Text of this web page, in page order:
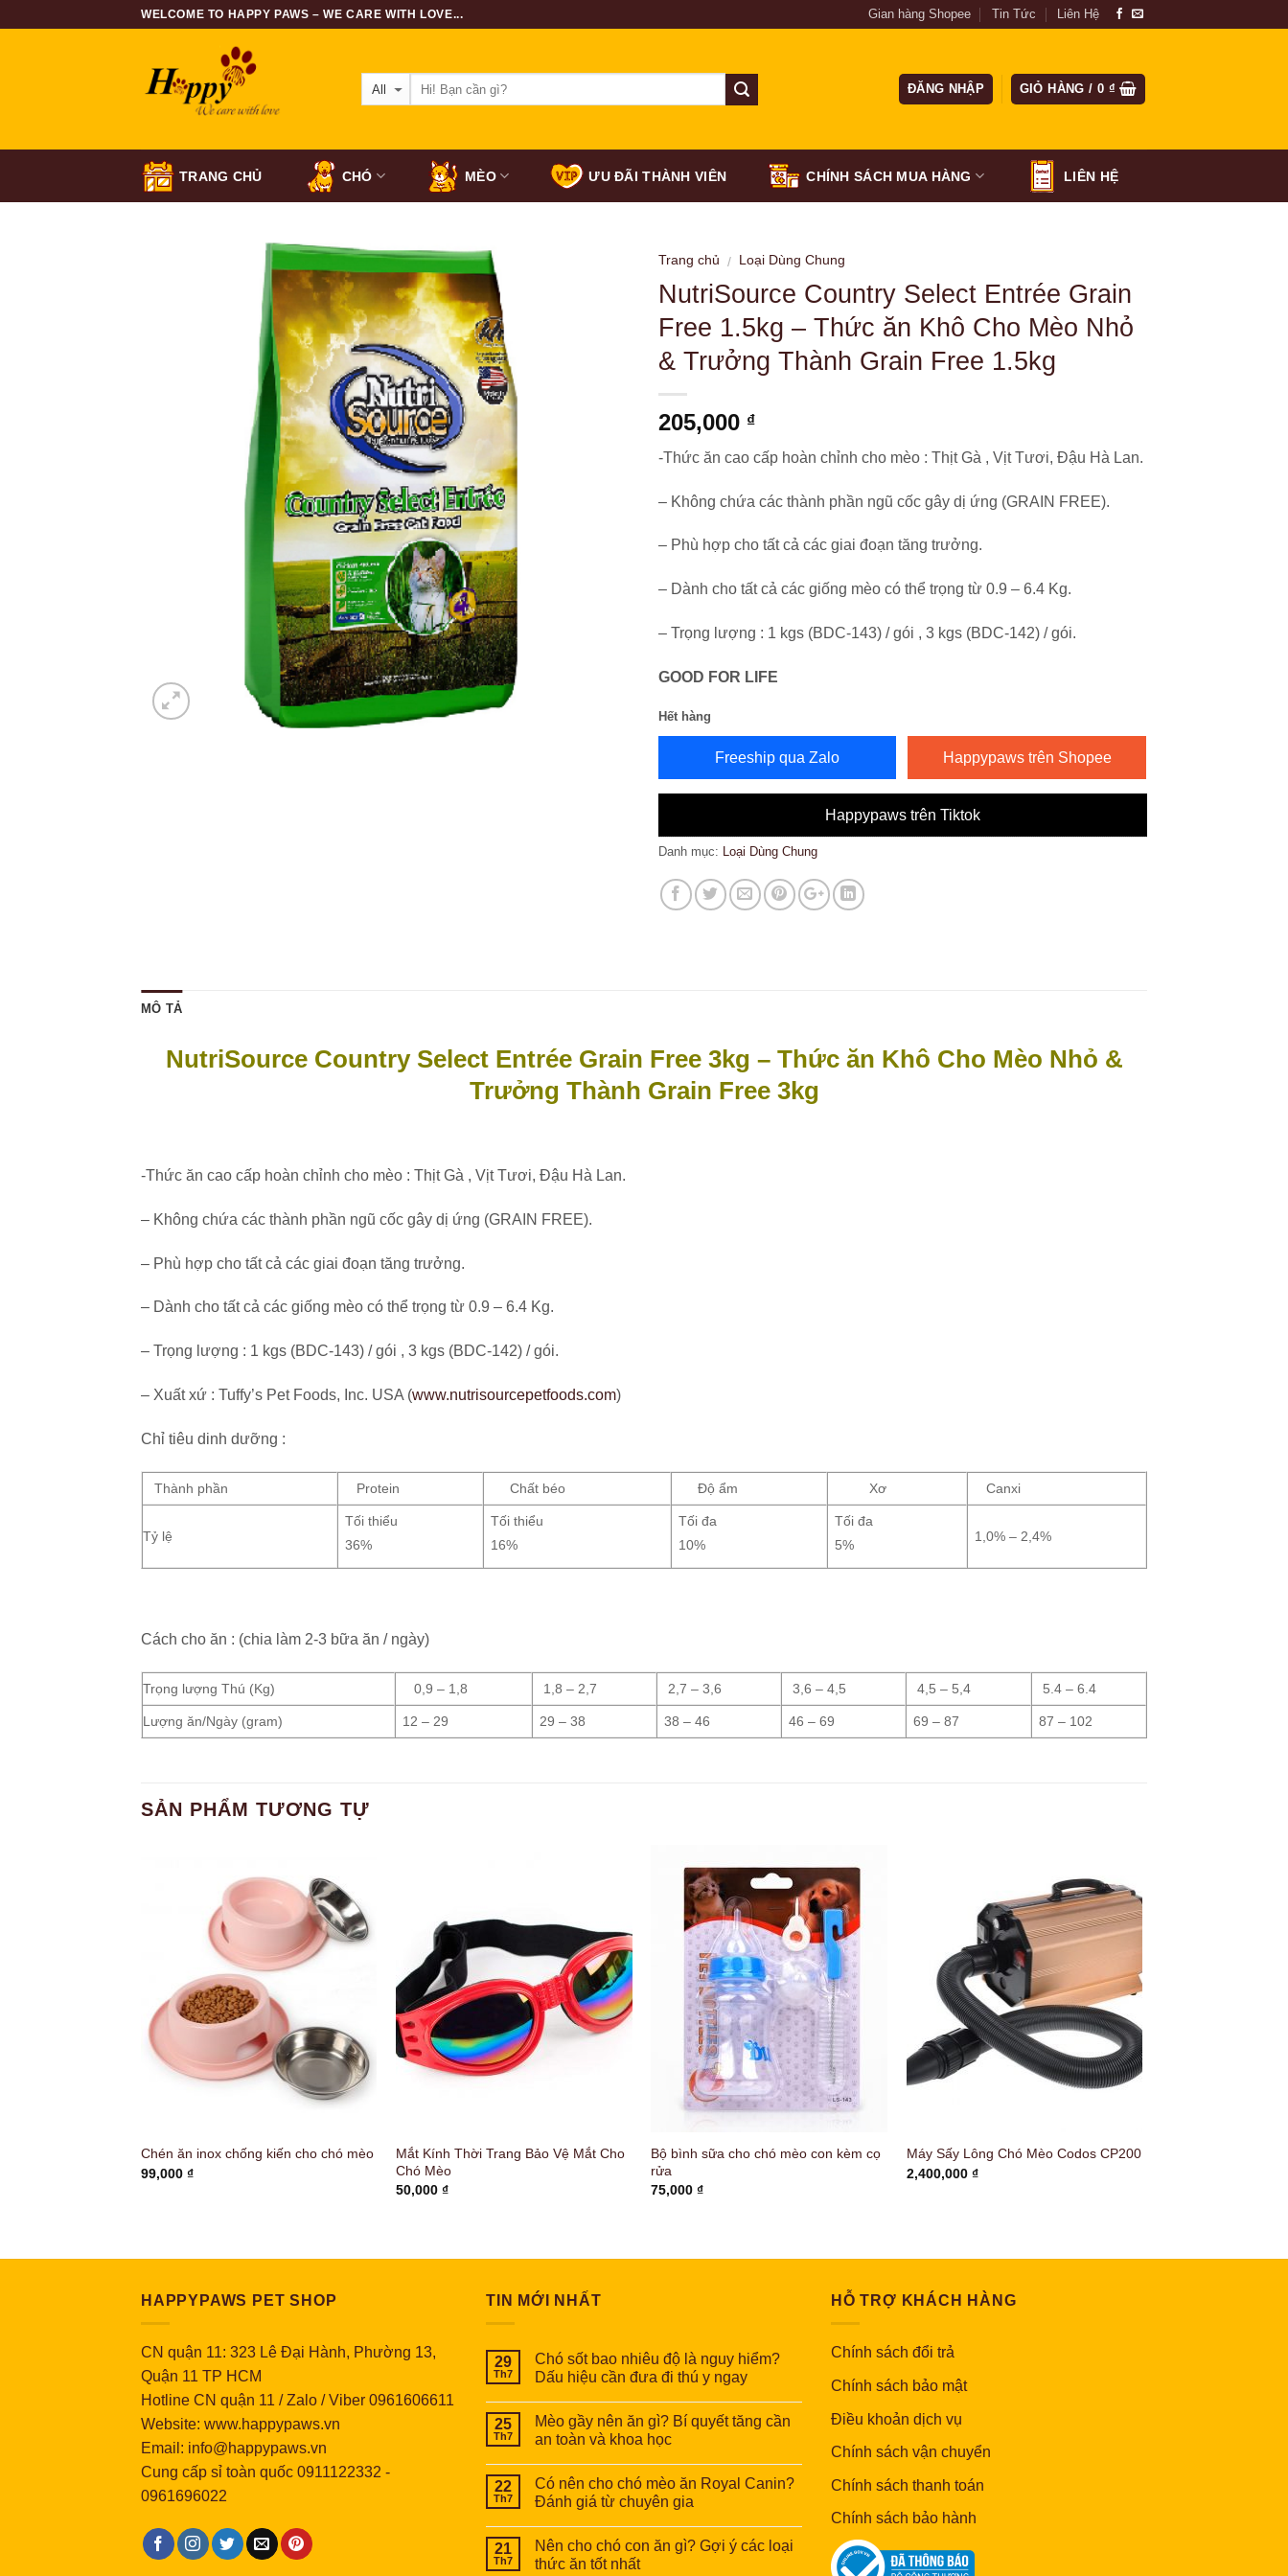
WELCOME TO HAPPY PAWS – WE CARE WITH LOVE... Gian hàng Shopee Tin Tức Liên Hệ
ĐĂNG NHẬP GIỎ HÀNG / 0 ₫
TRANG CHỦ CHÓ MÈO ƯU ĐÃI THÀNH VIÊN CHÍNH SÁCH MUA HÀNG LIÊN HỆ
Trang chủ / Loại Dùng Chung
NutriSource Country Select Entrée Grain
Free 1.5kg – Thức ăn Khô Cho Mèo Nhỏ
& Trưởng Thành Grain Free 1.5kg
205,000 ₫
-Thức ăn cao cấp hoàn chỉnh cho mèo : Thịt Gà , Vịt Tươi, Đậu Hà Lan.
– Không chứa các thành phần ngũ cốc gây dị ứng (GRAIN FREE).
– Phù hợp cho tất cả các giai đoạn tăng trưởng.
– Dành cho tất cả các giống mèo có thể trọng từ 0.9 – 6.4 Kg.
– Trọng lượng : 1 kgs (BDC-143) / gói , 3 kgs (BDC-142) / gói.
GOOD FOR LIFE
Hết hàng
Freeship qua Zalo Happypaws trên Shopee
Happypaws trên Tiktok
Danh mục: Loại Dùng Chung
MÔ TẢ
NutriSource Country Select Entrée Grain Free 3kg – Thức ăn Khô Cho Mèo Nhỏ &
Trưởng Thành Grain Free 3kg
-Thức ăn cao cấp hoàn chỉnh cho mèo : Thịt Gà , Vịt Tươi, Đậu Hà Lan.
– Không chứa các thành phần ngũ cốc gây dị ứng (GRAIN FREE).
– Phù hợp cho tất cả các giai đoạn tăng trưởng.
– Dành cho tất cả các giống mèo có thể trọng từ 0.9 – 6.4 Kg.
– Trọng lượng : 1 kgs (BDC-143) / gói , 3 kgs (BDC-142) / gói.
– Xuất xứ : Tuffy’s Pet Foods, Inc. USA (www.nutrisourcepetfoods.com)
Chỉ tiêu dinh dưỡng :
Thành phần Protein Chất béo Độ ẩm Xơ Canxi
Tỷ lệ
Tối thiểu
36%
Tối thiểu
16%
Tối đa
10%
Tối đa
5%
1,0% – 2,4%
Cách cho ăn : (chia làm 2-3 bữa ăn / ngày)
Trọng lượng Thú (Kg) 0,9 – 1,8 1,8 – 2,7 2,7 – 3,6 3,6 – 4,5 4,5 – 5,4 5.4 – 6.4
Lượng ăn/Ngày (gram) 12 – 29 29 – 38 38 – 46 46 – 69 69 – 87 87 – 102
SẢN PHẨM TƯƠNG TỰ
Chén ăn inox chống kiến cho chó mèo
99,000 ₫
Mắt Kính Thời Trang Bảo Vệ Mắt Cho
Chó Mèo
50,000₫
Bộ bình sữa cho chó mèo con kèm cọ
rửa
75,000₫
Máy Sấy Lông Chó Mèo Codos CP200
2,400,000 ₫
HAPPYPAWS PET SHOP
CN quận 11: 323 Lê Đại Hành, Phường 13,
Quận 11 TP HCM
Hotline CN quận 11 / Zalo / Viber 0961606611
Website: www.happypaws.vn
Email: info@happypaws.vn
Cung cấp sỉ toàn quốc 0911122332 -
0961696022
TIN MỚI NHẤT
29
Th7
Chó sốt bao nhiêu độ là nguy hiểm?
Dấu hiệu cần đưa đi thú y ngay
25
Th7
Mèo gầy nên ăn gì? Bí quyết tăng cần
an toàn và khoa học
22
Th7
Có nên cho chó mèo ăn Royal Canin?
Đánh giá từ chuyên gia
21
Th7
Nên cho chó con ăn gì? Gợi ý các loại
thức ăn tốt nhất
HỖ TRỢ KHÁCH HÀNG
Chính sách đổi trả
Chính sách bảo mật
Điều khoản dịch vụ
Chính sách vận chuyển
Chính sách thanh toán
Chính sách bảo hành